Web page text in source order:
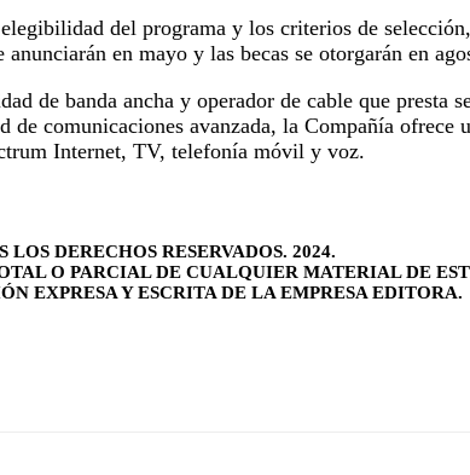
del programa y los criterios de selección,
en mayo y las becas se otorgarán en
de banda ancha y operador de cable que presta
de comunicaciones avanzada, la Compañía ofrece
Internet, TV, telefonía móvil y voz.
LOS DERECHOS RESERVADOS. 2024.
O PARCIAL DE CUALQUIER MATERIAL DE
EXPRESA Y ESCRITA DE LA EMPRESA EDITORA.